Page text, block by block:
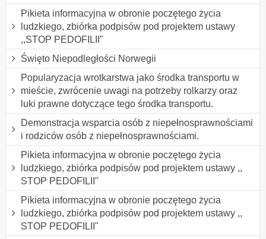
Pikieta informacyjna w obronie poczętego życia
ludzkiego, zbiórka podpisów pod projektem ustawy
,,STOP PEDOFILII"
Święto Niepodległości Norwegii
Popularyzacja wrotkarstwa jako środka transportu w
mieście, zwrócenie uwagi na potrzeby rolkarzy oraz
luki prawne dotyczące tego środka transportu.
Demonstracja wsparcia osób z niepełnosprawnościami
i rodziców osób z niepełnosprawnościami.
Pikieta informacyjna w obronie poczętego życia
ludzkiego, zbiórka podpisów pod projektem ustawy ,,
STOP PEDOFILII"
Pikieta informacyjna w obronie poczętego życia
ludzkiego, zbiórka podpisów pod projektem ustawy ,,
STOP PEDOFILII"